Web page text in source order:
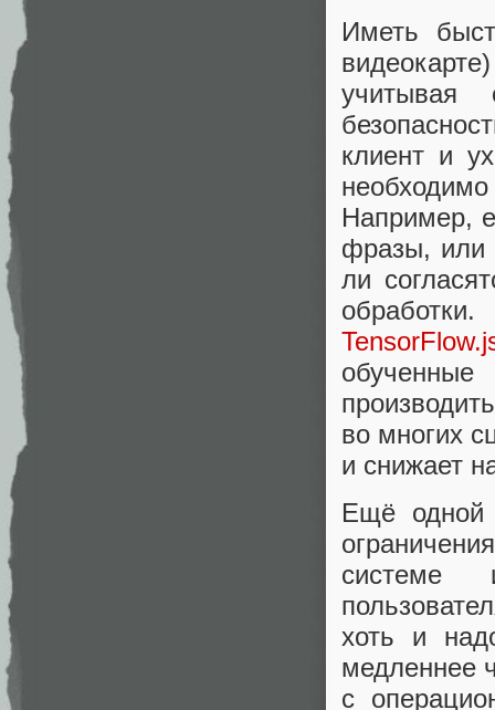
Иметь
учитывая
клиент и
Например,
фразы, или
ли
во многих
и снижает
Ещё одной
системе
хоть и
медленнее
с